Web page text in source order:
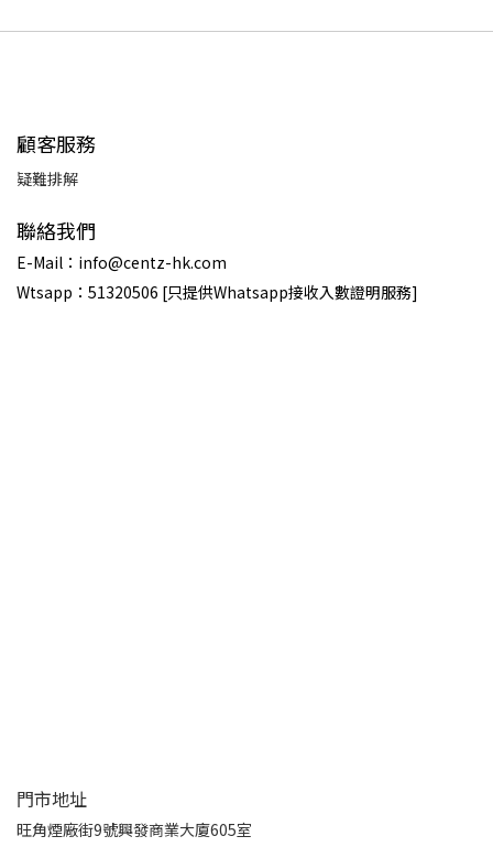
顧客服務
疑難排解
聯絡我們
E-Mail：info@centz-hk.com
Wtsapp：51320506 [只提供Whatsapp接收入數證明服務]
門市地址
旺角煙廠街9號興發商業大廈605室